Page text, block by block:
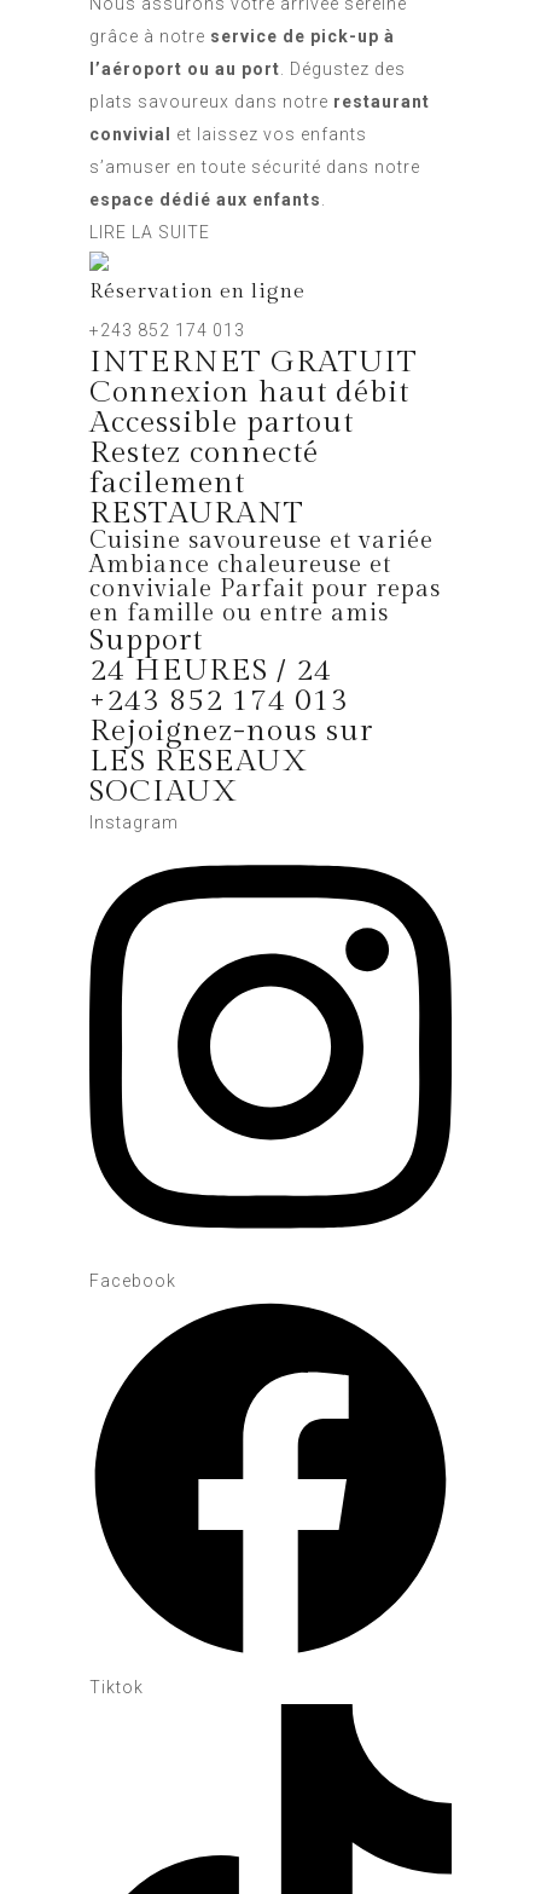
grâce à notre service de pick-up à
l’aéroport ou au port . Dégustez des
plats savoureux dans notre restaurant
convivial
et laissez vos enfants
s’amuser en toute sécurité dans notre
espace dédié aux enfants
LIRE LA SUITE
Réservation en ligne
+243 852 174 013
INTERNET GRATUIT
Connexion haut débit
Accessible partout
Restez connecté
facilement
RESTAURANT
Cuisine savoureuse et variée
Ambiance chaleureuse et
conviviale Parfait pour repas
en famille ou entre amis
Support
24 HEURES / 24
+243 852 174 013
Rejoignez-nous sur
LES RESEAUX
SOCIAUX
Instagram
Facebook
Tiktok